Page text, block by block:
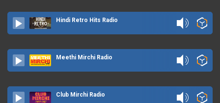
Hindi Retro Hits Radio
Meethi Mirchi Radio
Club Mirchi Radio